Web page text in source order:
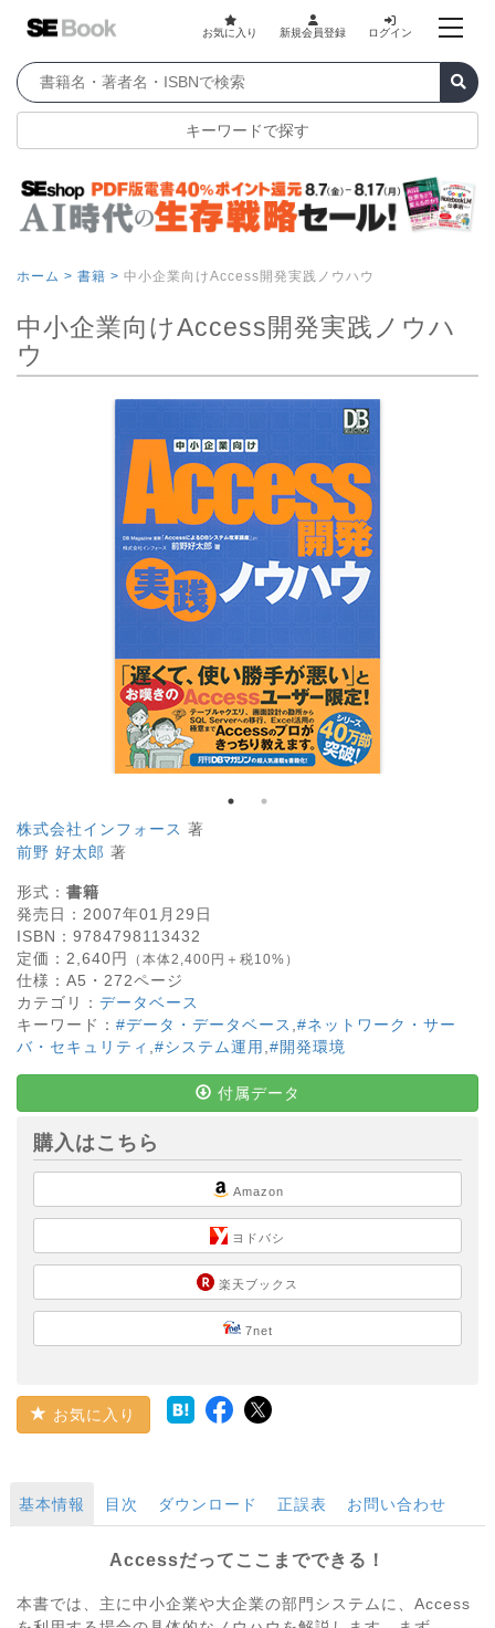
お気に入り 新規会員登録 ログイン
キーワードで探す
ホーム > 書籍 > 中小企業向けAccess開発実践ノウハウ
中小企業向けAccess開発実践ノウハ
ウ
株式会社インフォース 著
前野 好太郎 著
形式： 書籍
発売日： 2007年01月29日
ISBN： 9784798113432
定価： 2,640円 （本体2,400円＋税10%）
仕様： A5・ 272ページ
カテゴリ： データベース
キーワード： #データ・データベース #ネットワーク・サー
バ・セキュリティ #システム運用 #開発環境
付属データ
購入はこちら
Amazon
ヨドバシ
楽天ブックス
7net
お気に入り
基本情報 目次 ダウンロード 正誤表 お問い合わせ
Accessだってここまでできる！
本書では、主に中小企業や大企業の部門システムに、Access